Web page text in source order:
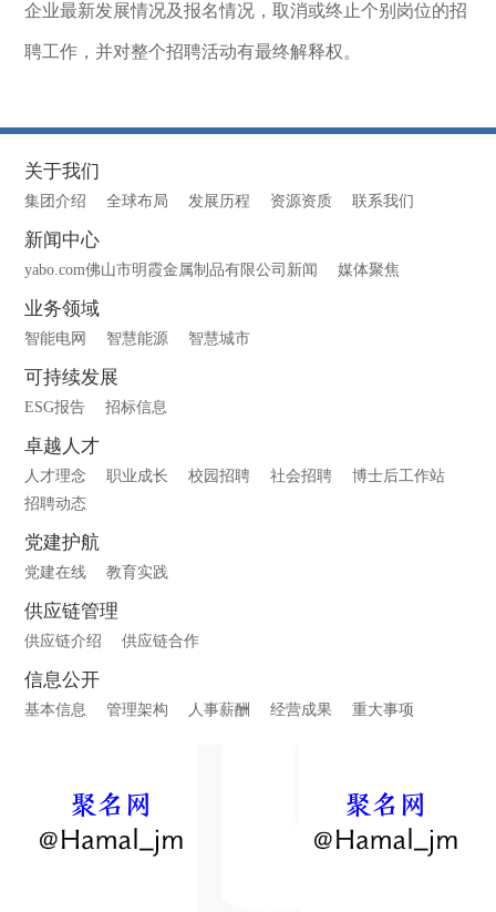
企业最新发展情况及报名情况，取消或终止个别岗位的招
聘工作，并对整个招聘活动有最终解释权。
关于我们
集团介绍 全球布局 发展历程 资源资质 联系我们
新闻中心
yabo.com佛山市明霞金属制品有限公司新闻 媒体聚焦
业务领域
智能电网 智慧能源 智慧城市
可持续发展
ESG报告 招标信息
卓越人才
人才理念 职业成长 校园招聘 社会招聘
博士后工作站
招聘动态
党建护航
党建在线 教育实践
供应链管理
供应链介绍 供应链合作
信息公开
基本信息 管理架构 人事薪酬 经营成果 重大事项